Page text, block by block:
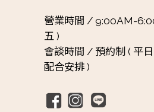
營業時間 / 9:00AM-
五 )
會談時間 / 預約制 ( 平
配合安排 )